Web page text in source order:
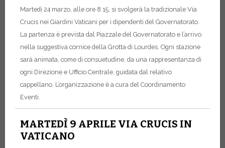
Martedì 24 marzo, alle ore 8.15, si svolgerà la tradizionale Via
Crucis nei Giardini Vaticani per i dipendenti del Governatorato.
La partenza è prevista dal Piazzale del Governatorato e l’arrivo
nella suggestiva cornice della Grotta di Lourdes. Ogni stazione
sarà animata, come di consuetudine, da una rappresentanza di
ogni Direzione e Ufficio Centrale, guidata dal relativo
cappellano. L’organizzazione è a cura del Coordinamento
Eventi.
MARTEDÌ 9 APRILE VIA CRUCIS IN
VATICANO